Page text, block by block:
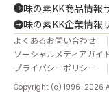
味の素KK商品情報
味の素KK企業情報
よくあるお問い合わせ
ソーシャルメディアガイ
プライバシーポリシー
Copyright (c) 1996-2026